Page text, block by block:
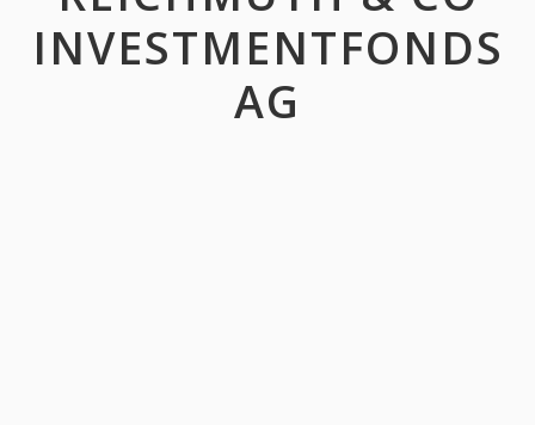
INVESTMENTFONDS
AG